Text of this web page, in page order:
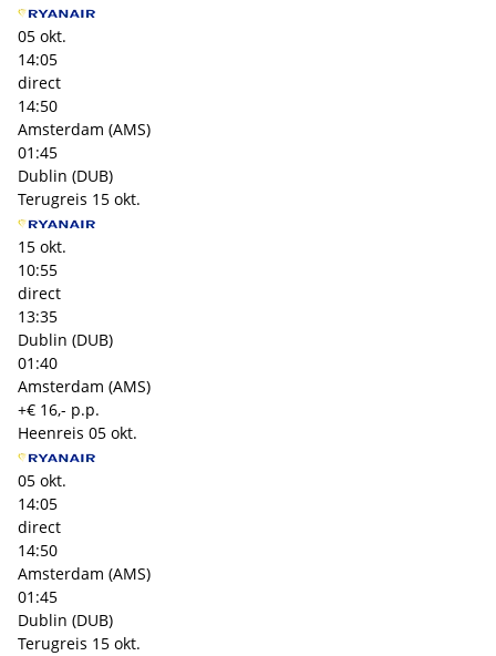
05 okt.
14:05
direct
14:50
Amsterdam (AMS)
01:45
Dublin (DUB)
Terugreis 15 okt.
15 okt.
10:55
direct
13:35
Dublin (DUB)
01:40
Amsterdam (AMS)
+€ 16,- p.p.
Heenreis 05 okt.
05 okt.
14:05
direct
14:50
Amsterdam (AMS)
01:45
Dublin (DUB)
Terugreis 15 okt.